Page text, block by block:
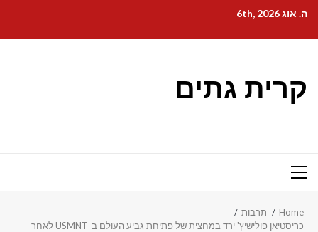
content
ה. אוג 6th, 2026
קרית גתים
Primary
Home
תרבות
כריסטיאן פולישיץ' ירד במחצית של פתיחת גביע העולם ב-USMNT לאחר